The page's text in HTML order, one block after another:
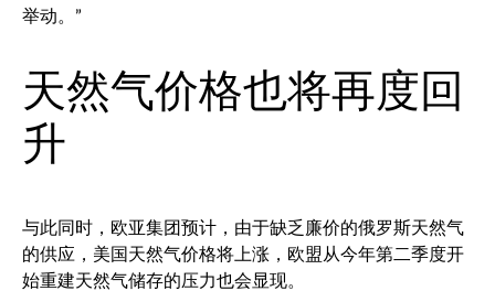
举动。”
天然气价格也将再度回
升
与此同时，欧亚集团预计，由于缺乏廉价的俄罗斯天然气
的供应，美国天然气价格将上涨，欧盟从今年第二季度开
始重建天然气储存的压力也会显现。